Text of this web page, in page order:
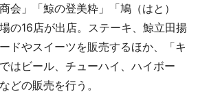
会」「鯨の登美粋」「鳩（はと）
の16店が出店。ステーキ、鯨立田揚
ドやスイーツを販売するほか、「キ
はビール、チューハイ、ハイボー
どの販売を行う。